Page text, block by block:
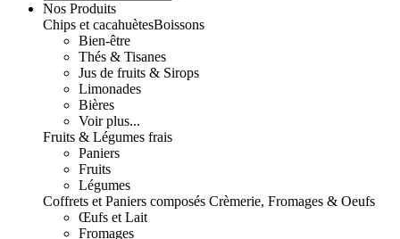
Nos Produits
Chips et cacahuètesBoissons
Bien-être
Thés & Tisanes
Jus de fruits & Sirops
Limonades
Bières
Voir plus...
Fruits & Légumes frais
Paniers
Fruits
Légumes
Coffrets et Paniers composés Crèmerie, Fromages & Oeufs
Œufs et Lait
Fromages